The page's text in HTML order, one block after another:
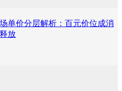
单价分层解析：百元价位成消
放